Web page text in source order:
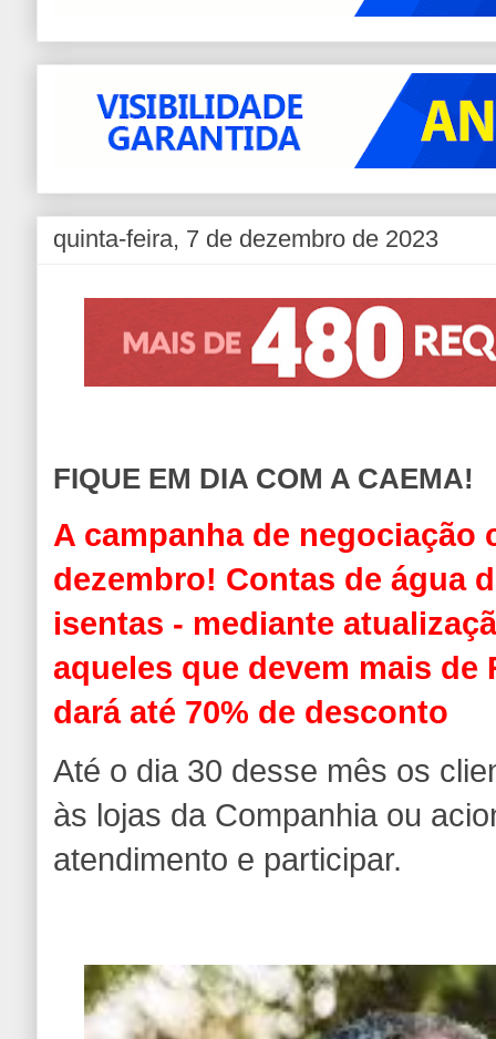
quinta-feira, 7 de dezembro de 2023
FIQUE EM DIA COM A CAEMA!
A campanha de negociação
dezembro! Contas de água
isentas - mediante
aqueles que devem mais de
dará até 70% de desconto
Até o dia 30 desse mês os
às lojas da Companhia ou
atendimento e participar.